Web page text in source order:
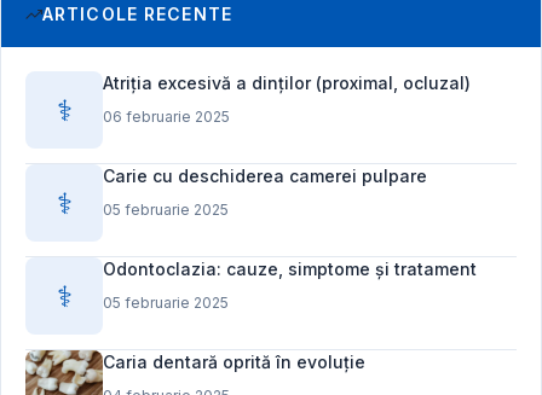
ARTICOLE RECENTE
⚕️
Atriția excesivă a dinților (proximal, ocluzal)
06 februarie 2025
⚕️
Carie cu deschiderea camerei pulpare
05 februarie 2025
⚕️
Odontoclazia: cauze, simptome și tratament
05 februarie 2025
Caria dentară oprită în evoluție